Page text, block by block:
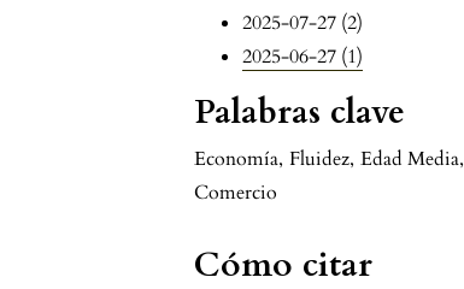
2025-07-27 (2)
2025-06-27 (1)
Palabras clave
Economía, Fluidez, Edad Media,
Comercio
Cómo citar